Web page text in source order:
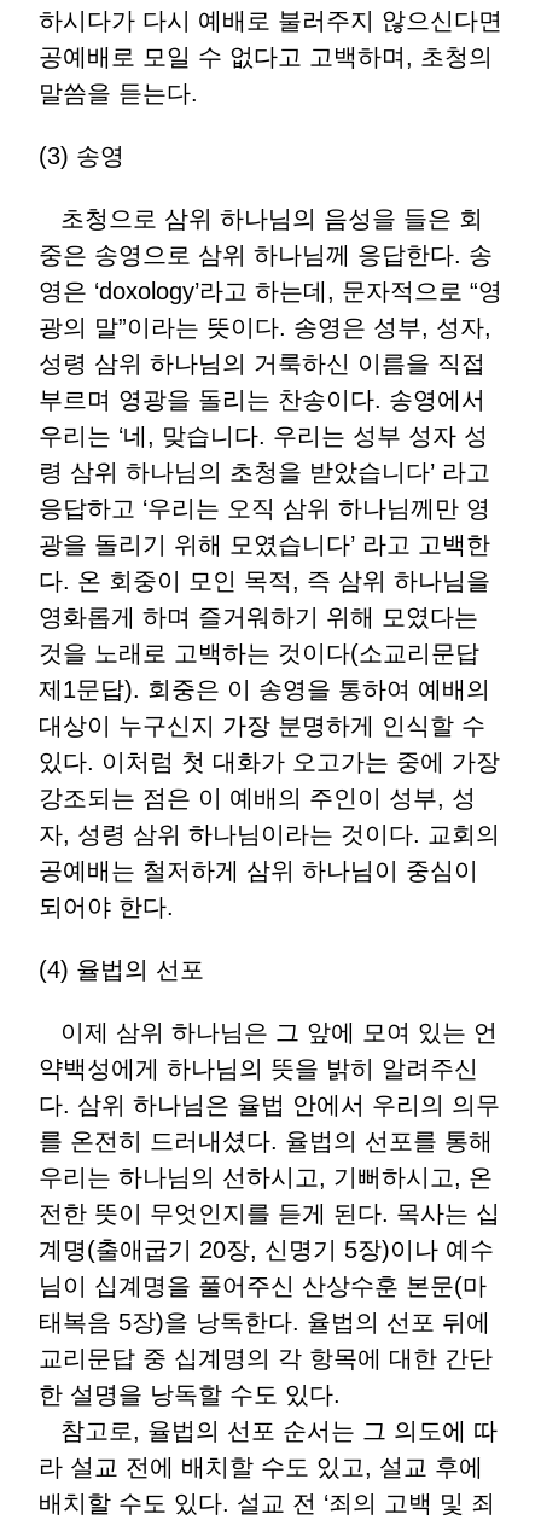
하시다가 다시 예배로 불러주지 않으신다면
공예배로 모일 수 없다고 고백하며, 초청의
말씀을 듣는다.
(3) 송영
초청으로 삼위 하나님의 음성을 들은 회
중은 송영으로 삼위 하나님께 응답한다. 송
영은 ‘doxology’라고 하는데, 문자적으로 “영
광의 말”이라는 뜻이다. 송영은 성부, 성자,
성령 삼위 하나님의 거룩하신 이름을 직접
부르며 영광을 돌리는 찬송이다. 송영에서
우리는 ‘네, 맞습니다. 우리는 성부 성자 성
령 삼위 하나님의 초청을 받았습니다’ 라고
응답하고 ‘우리는 오직 삼위 하나님께만 영
광을 돌리기 위해 모였습니다’ 라고 고백한
다. 온 회중이 모인 목적, 즉 삼위 하나님을
영화롭게 하며 즐거워하기 위해 모였다는
것을 노래로 고백하는 것이다(소교리문답
제1문답). 회중은 이 송영을 통하여 예배의
대상이 누구신지 가장 분명하게 인식할 수
있다. 이처럼 첫 대화가 오고가는 중에 가장
강조되는 점은 이 예배의 주인이 성부, 성
자, 성령 삼위 하나님이라는 것이다. 교회의
공예배는 철저하게 삼위 하나님이 중심이
되어야 한다.
(4) 율법의 선포
이제 삼위 하나님은 그 앞에 모여 있는 언
약백성에게 하나님의 뜻을 밝히 알려주신
다. 삼위 하나님은 율법 안에서 우리의 의무
를 온전히 드러내셨다. 율법의 선포를 통해
우리는 하나님의 선하시고, 기뻐하시고, 온
전한 뜻이 무엇인지를 듣게 된다. 목사는 십
계명(출애굽기 20장, 신명기 5장)이나 예수
님이 십계명을 풀어주신 산상수훈 본문(마
태복음 5장)을 낭독한다. 율법의 선포 뒤에
교리문답 중 십계명의 각 항목에 대한 간단
한 설명을 낭독할 수도 있다.
참고로, 율법의 선포 순서는 그 의도에 따
라 설교 전에 배치할 수도 있고, 설교 후에
배치할 수도 있다. 설교 전 ‘죄의 고백 및 죄